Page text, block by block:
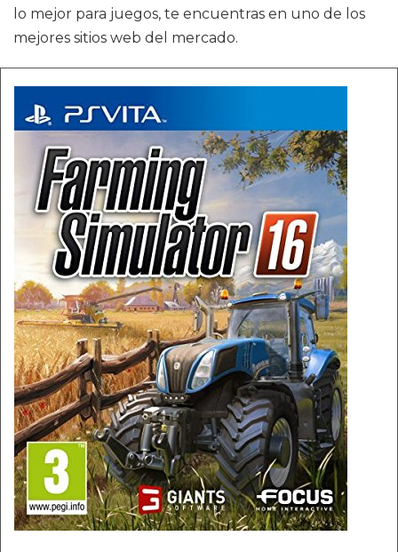
lo mejor para juegos, te encuentras en uno de los
mejores sitios web del mercado.